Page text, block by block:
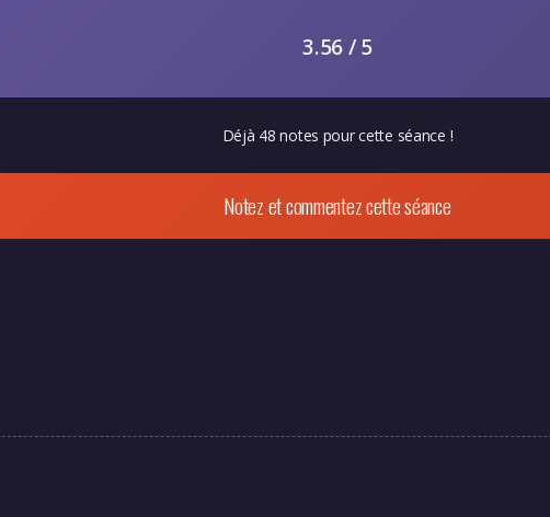
3.56 / 5
Déjà 48 notes pour cette séance !
Notez et commentez cette séance